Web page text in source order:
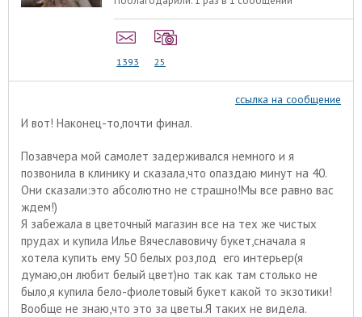
1393 25
ссылка на сообщение
И вот! Наконец-то,почти финал.
Позавчера мой самолет задерживался немного и я
позвонила в клинику и сказала,что опаздаю минут на 40.
Они сказали:это абсолютно не страшно!Мы все равно вас
ждем!)
Я забежала в цветочный магазин все на тех же чистых
прудах и купила Илье Вячеславовичу букет,сначала я
хотела купить ему 50 белых роз,под его интерьер(я
думаю,он любит белый цвет)но так как там столько не
было,я купила бело-фиолетовый букет какой то экзотики!
Вообще не знаю,что это за цветы.Я таких не видела.